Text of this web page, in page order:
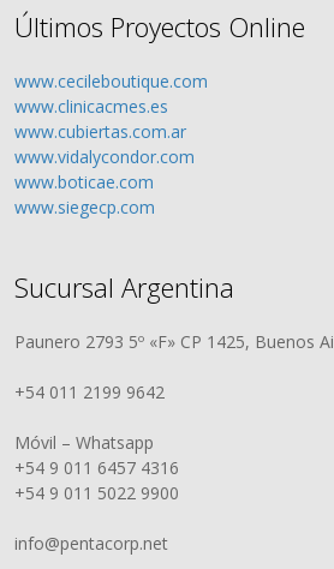
Últimos Proyectos Online
www.cecileboutique.com
www.clinicacmes.es
www.cubiertas.com.ar
www.vidalycondor.com
www.boticae.com
www.siegecp.com
Sucursal Argentina
Paunero 2793 5º «F» CP 1425, Buenos
+54 011 2199 9642
Móvil – Whatsapp
+54 9 011 6457 4316
+54 9 011 5022 9900
info@pentacorp.net